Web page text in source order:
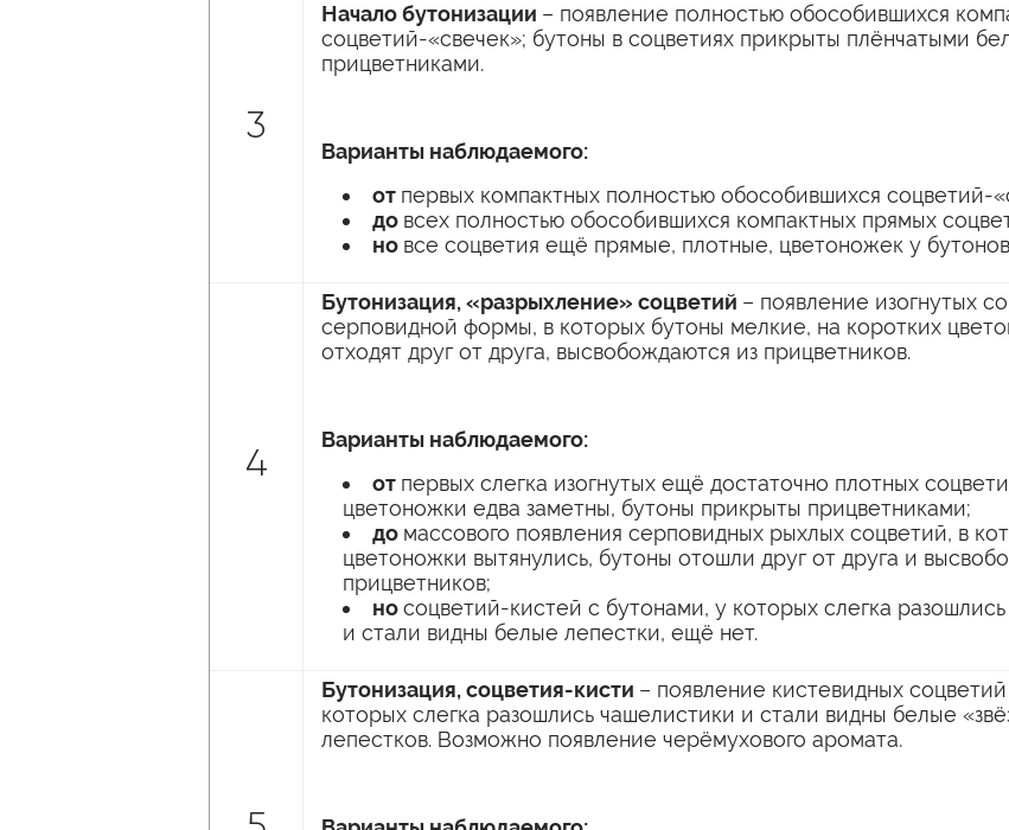
3
Начало бутонизации – появление полностью обособившихся
соцветий-«свечек»; бутоны в соцветиях прикрыты плёнчатыми
прицветниками.
Варианты наблюдаемого:
от первых компактных полностью обособившихся соцветий-
до всех полностью обособившихся компактных прямых
но все соцветия ещё прямые, плотные, цветоножек у
4
Бутонизация, «разрыхление» соцветий – появление изогнутых
серповидной формы, в которых бутоны мелкие, на коротких
отходят друг от друга, высвобождаются из прицветников.
Варианты наблюдаемого:
от первых слегка изогнутых ещё достаточно плотных
цветоножки едва заметны, бутоны прикрыты прицветниками;
до массового появления серповидных рыхлых соцветий, в
цветоножки вытянулись, бутоны отошли друг от друга и
прицветников;
носоцветий-кистей с бутонами, у которых слегка
и стали видны белые лепестки, ещё нет.
Бутонизация, соцветия-кисти – появление кистевидных
которых слегка разошлись чашелистики и стали видны белые
лепестков. Возможно появление черёмухового аромата.